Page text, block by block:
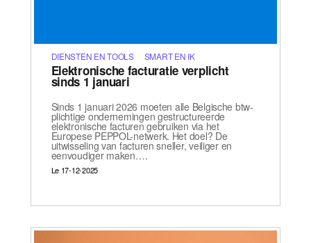
DIENSTEN EN TOOLS SMART EN IK
Elektronische facturatie verplicht
sinds 1 januari
Sinds 1 januari 2026 moeten alle Belgische btw-
plichtige ondernemingen gestructureerde
elektronische facturen gebruiken via het
Europese PEPPOL-netwerk. Het doel? De
uitwisseling van facturen sneller, veiliger en
eenvoudiger maken….
Le 17-12-2025